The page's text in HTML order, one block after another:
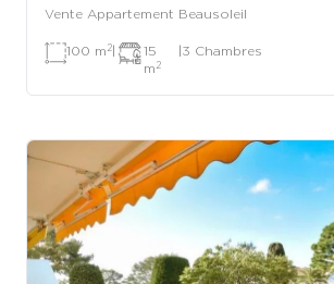
Vente Appartement Beausoleil
100 m 2|
15
m 2
|3 Chambres